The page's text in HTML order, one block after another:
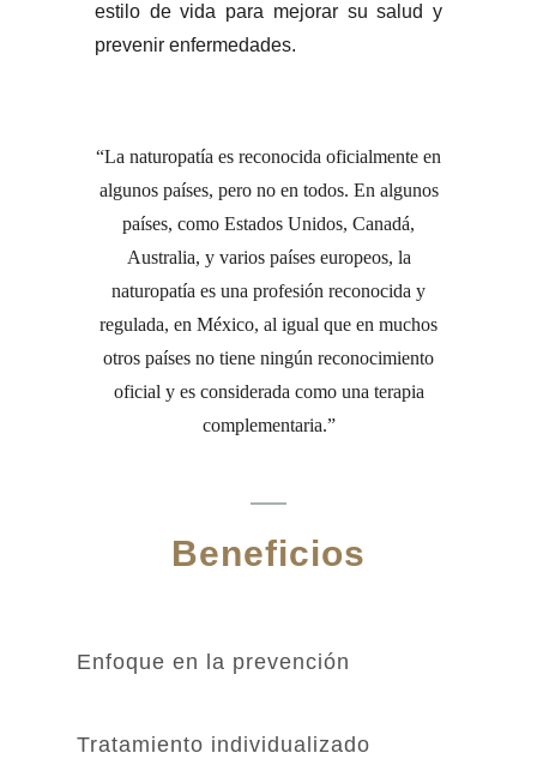
estilo de vida para mejorar su salud y
prevenir enfermedades.
La naturopatía es reconocida oficialmente en
algunos países, pero no en todos. En algunos
países, como Estados Unidos, Canadá,
Australia, y varios países europeos, la
naturopatía es una profesión reconocida y
regulada, en México, al igual que en muchos
otros países no tiene ningún reconocimiento
oficial y es considerada como una terapia
complementaria.
Beneficios
Enfoque en la prevención
Tratamiento individualizado